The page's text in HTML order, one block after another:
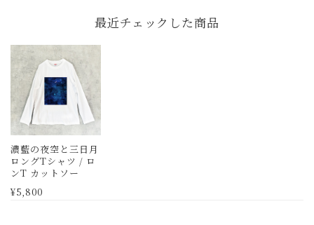
最近チェックした商品
濃藍の夜空と三日月
ロングTシャツ / ロ
ンT カットソー
¥5,800